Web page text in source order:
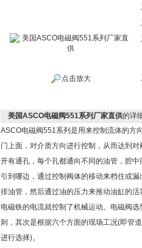
点击放大
美国ASCO电磁阀551系列厂家直供的详
ASCO电磁阀551系列是用来控制流体的方
门上面，对介质方向进行控制，从而达到
开有通孔，每个孔都通向不同的油管，腔
引到哪边，通过控制阀体的移动来档住或
排油管，然后通过油的压力来推动油缸的
电磁铁的电流就控制了机械运动。电磁阀
则，其次是根据六个方面的现场工况(即管
进行选择)。